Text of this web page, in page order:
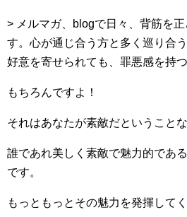
> メルマガ、blogで日々、背筋を
す。心が通じ合う方と多く巡り合
好意を寄せられても、罪悪感を持
もちろんですよ！
それはあなたが素敵だということな
誰であれ美しく素敵で魅力的であ
です。
もっともっとその魅力を発揮してく